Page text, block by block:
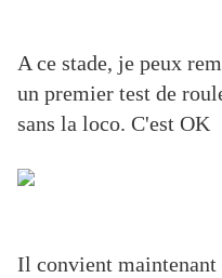
A ce stade, je peux
un premier test de
sans la loco. C'est OK
Il convient